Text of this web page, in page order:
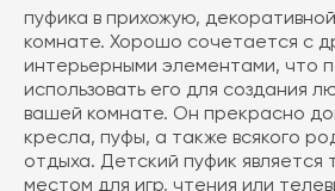
пуфика в прихожую,
комнате. Хорошо сочетается с
интерьерными элементами, что
использовать его для создания
вашей комнате. Он прекрасно
кресла, пуфы, а также всякого
отдыха. Детский пуфик является
местом для игр, чтения или